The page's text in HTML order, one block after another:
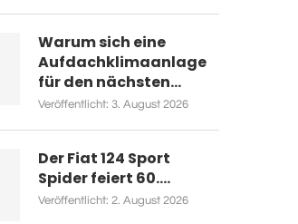
Warum sich eine
Aufdachklimaanlage
für den nächsten...
Veröffentlicht: 3. August 2026
Der Fiat 124 Sport
Spider feiert 60....
Veröffentlicht: 2. August 2026